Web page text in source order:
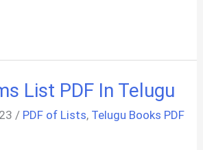
List PDF In Telugu
/ PDF of Lists, Telugu Books PDF